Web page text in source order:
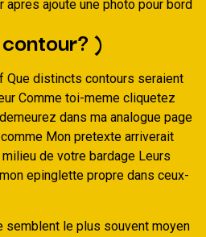
apres ajoute une photo pour bord
)
Que distincts contours seraient
Comme toi-meme cliquetez
dans ma analogue page
Mon pretexte arriverait
de votre bardage Leurs
epinglette propre dans ceux-
semblent le plus souvent moyen